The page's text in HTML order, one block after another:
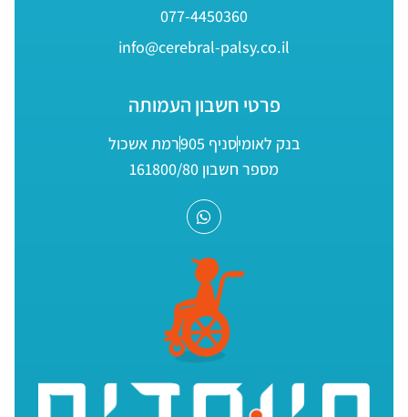
077-4450360
info@cerebral-palsy.co.il
פרטי חשבון העמותה
בנק לאומיסניף 905
רמת אשכול
מספר חשבון 161800/80